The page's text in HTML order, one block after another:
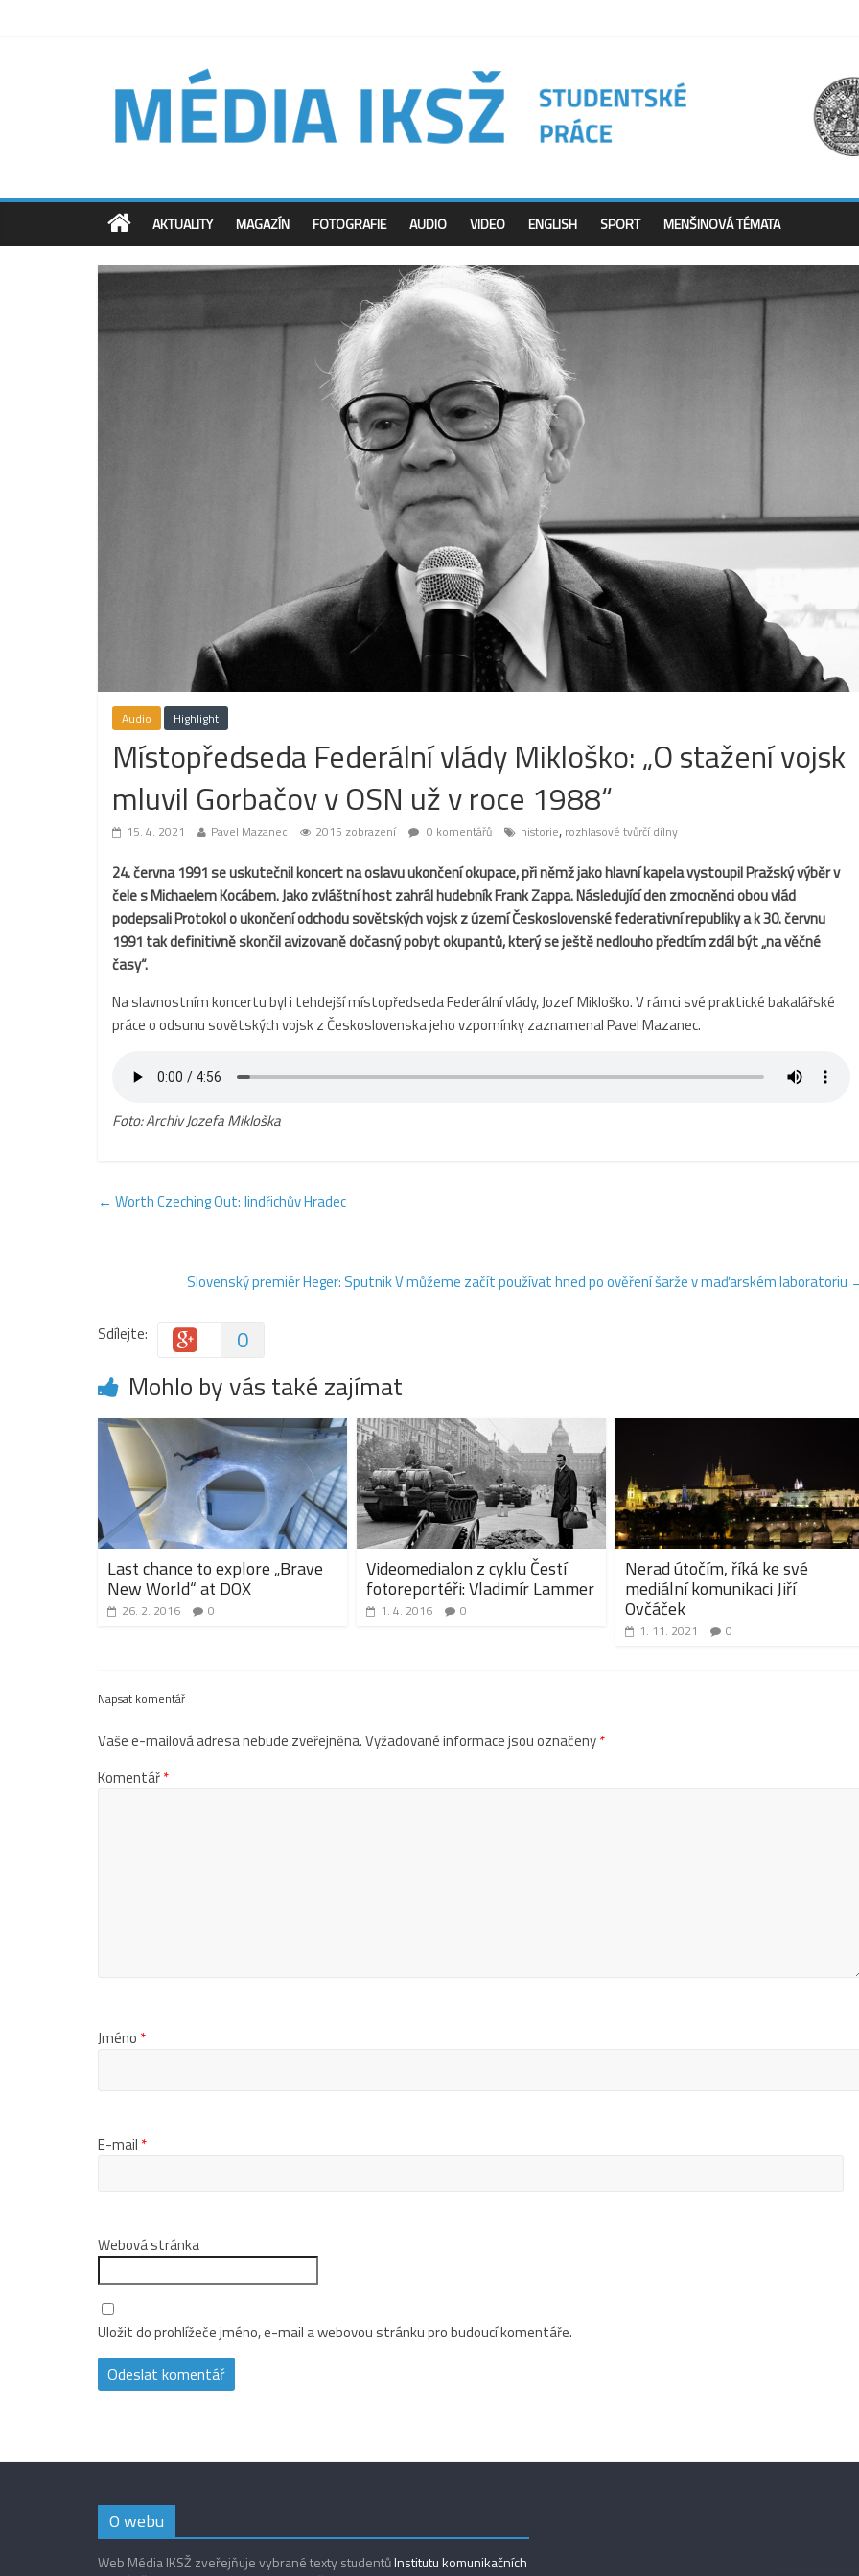
AKTUALITY MAGAZÍN FOTOGRAFIE AUDIO VIDEO ENGLISH SPORT MENŠINOVÁ TÉMATA
Audio Highlight
Místopředseda Federální vlády Mikloško: „O stažení vojsk
mluvil Gorbačov v OSN už v roce 1988“
15. 4. 2021 Pavel Mazanec 2015 zobrazení 0 komentářů historie, rozhlasové tvůrčí dílny
24. června 1991 se uskutečnil koncert na oslavu ukončení okupace, při němž jako hlavní kapela vystoupil Pražský výběr v
čeles Michaelem Kocábem. Jako zvláštní host zahrál hudebník Frank Zappa.Následující den zmocněnci obou vlád
podepsali Protokol o ukončení odchodu sovětských vojsk z území Československéfederativní republiky a k 30. červnu
1991 tak definitivně skončilavizovaně dočasný pobyt okupantů, který se ještě nedlouho předtím zdál být „na věčné
časy“.
Na slavnostním koncertu byl i tehdejší místopředseda Federální vlády, Jozef Mikloško. V rámci své praktické bakalářské
práce o odsunu sovětských vojsk z Československa jeho vzpomínky zaznamenal Pavel Mazanec.
Foto: Archiv Jozefa Mikloška
← Worth Czeching Out: Jindřichův Hradec
Slovenský premiér Heger: Sputnik V můžeme začít používat hned po ověření šarže v maďarském laboratoriu
Sdílejte: 0
Mohlo by vás také zajímat
Last chance to explore „Brave
New World“ at DOX
26. 2. 2016 0
Videomedialon z cyklu Čestí
fotoreportéři: Vladimír Lammer
1. 4. 2016 0
Nerad útočím, říká ke své
mediální komunikaci Jiří
Ovčáček
1. 11. 2021 0
Napsat komentář
Vaše e-mailová adresa nebude zveřejněna.Vyžadované informace jsou označeny*
Komentář*
Jméno *
E-mail *
Webová stránka
Uložit do prohlížeče jméno, e-mail a webovou stránku pro budoucí komentáře.
O webu
Web Média IKSŽ zveřejňuje vybrané texty studentůInstitutu komunikačních